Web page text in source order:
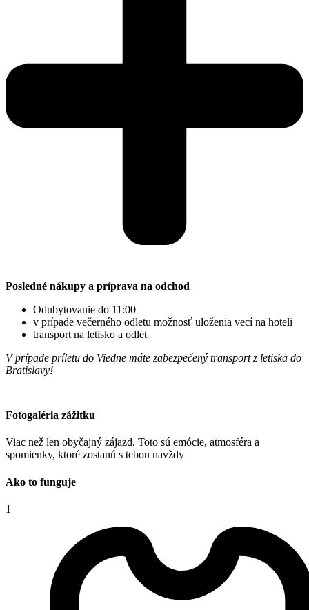
Posledné nákupy a príprava na odchod
Odubytovanie do 11:00
v prípade večerného odletu možnosť uloženia vecí na hoteli
transport na letisko a odlet
V prípade príletu do Viedne máte zabezpečený transport z letiska do
Bratislavy!
Fotogaléria zážitku
Viac než len obyčajný zájazd. Toto sú emócie, atmosféra a
spomienky, ktoré zostanú s tebou navždy
Ako to funguje
1